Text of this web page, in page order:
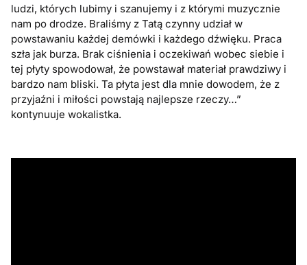
ludzi, których lubimy i szanujemy i z którymi muzycznie
nam po drodze. Braliśmy z Tatą czynny udział w
powstawaniu każdej demówki i każdego dźwięku. Praca
szła jak burza. Brak ciśnienia i oczekiwań wobec siebie i
tej płyty spowodował, że powstawał materiał prawdziwy i
bardzo nam bliski. Ta płyta jest dla mnie dowodem, że z
przyjaźni i miłości powstają najlepsze rzeczy…”
kontynuuje wokalistka.